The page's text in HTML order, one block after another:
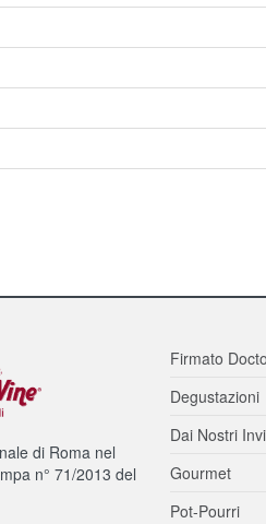
di Roma nel
n° 71/2013 del
Firmato
Degustazioni
Dai Nostri
Gourmet
Pot-Pourri